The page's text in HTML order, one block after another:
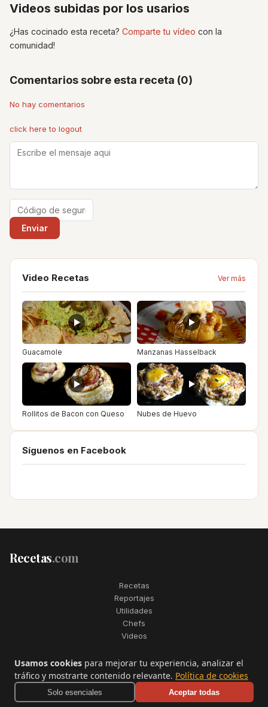
Videos subidas por los usarios
¿Has cocinado esta receta? Comparte tu vídeo con la
comunidad!
Comentarios sobre esta receta (0)
No hay comentarios
click here to logout
Video Recetas Ver más
Guacamole Manzanas Hasselback
Rollitos de Bacon con Queso Nubes de Huevo
Síguenos en Facebook
Recetas.com
Recetas
Reportajes
Utilidades
Chefs
Videos
2006–2026. Todos los derechos reservados. Recetas.com es una
marca registrada de Telfo Networks S.L.
Aviso legal·Condiciones de uso·Contactar
Usamos cookies para mejorar tu experiencia, analizar el
tráfico y mostrarte contenido relevante. Política de cookies
Solo esenciales Aceptar todas